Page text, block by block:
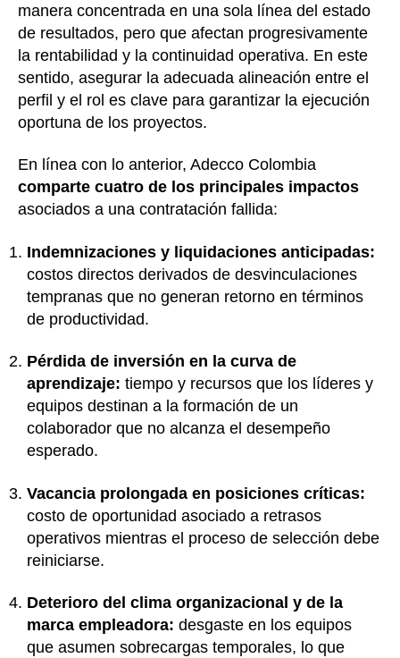
manera concentrada en una sola línea del estado
de resultados, pero que afectan progresivamente
la rentabilidad y la continuidad operativa. En este
sentido, asegurar la adecuada alineación entre el
perfil y el rol es clave para garantizar la ejecución
oportuna de los proyectos.
En línea con lo anterior, Adecco Colombia
comparte cuatro de los principales impactos
asociados a una contratación fallida:
Indemnizaciones y liquidaciones anticipadas:
costos directos derivados de desvinculaciones
tempranas que no generan retorno en términos
de productividad.
Pérdida de inversión en la curva de
aprendizaje: tiempo y recursos que los líderes y
equipos destinan a la formación de un
colaborador que no alcanza el desempeño
esperado.
Vacancia prolongada en posiciones críticas:
costo de oportunidad asociado a retrasos
operativos mientras el proceso de selección debe
reiniciarse.
Deterioro del clima organizacional y de la
marca empleadora: desgaste en los equipos
que asumen sobrecargas temporales, lo que